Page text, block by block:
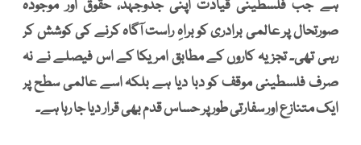
ہے جب فلسطینی قیادت اپنی جدوجہد، حقوق اور موجودہ
صورتحال پر عالمی برادری کو براہِ راست آگاہ کرنے کی کوشش کر
رہی تھی۔ تجزیہ کاروں کے مطابق امریکا کے اس فیصلے نے نہ
صرف فلسطینی موقف کو دبا دیا ہے بلکہ اسے عالمی سطح پر
ایک متنازع اور سفارتی طور پر حساس قدم بھی قرار دیا جا رہا ہے۔